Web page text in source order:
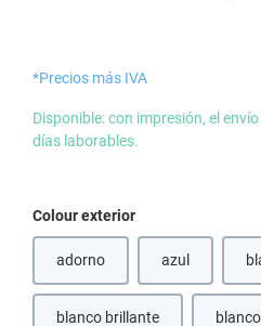
*Precios más IVA
Disponible: con impresión, el
días laborables.
Seleccione
Colour exterior
adorno azul(Esta opción
blanco brillante